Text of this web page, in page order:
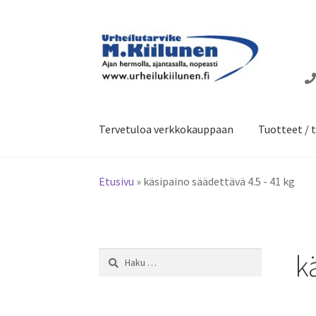
Siirry
navigointiin
Siirry
sisältöön
Tervetuloa verkkokauppaan Tuotteet /
Etusivu » käsipaino säädettävä 4.5 - 41 kg
Haku: